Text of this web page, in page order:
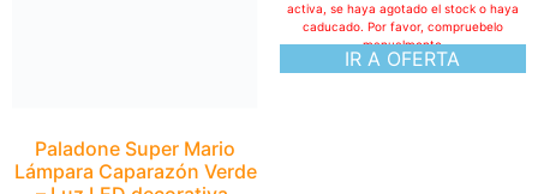
Paladone Super Mario
Lámpara Caparazón Verde
IR A OFERTA
activa, se haya agotado el stock o haya
caducado. Por favor, compruebelo
manualmente